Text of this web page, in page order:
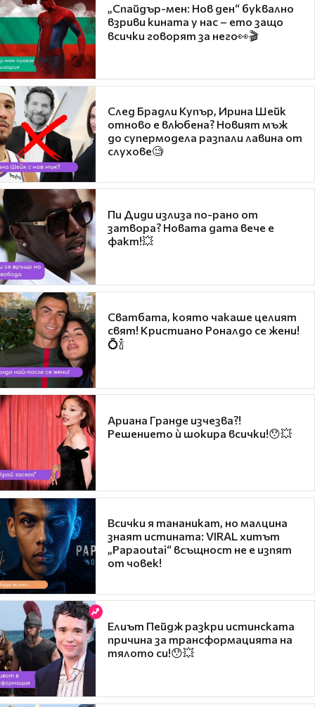
„Спайдър-мен: Нов ден“ буквално
взриви кината у нас – ето защо
всички говорят за него👀🎬
След Брадли Купър, Ирина Шейк
отново е влюбена? Новият мъж
до супермодела разпали лавина от
слухове🧐
Пи Диди излиза по-рано от
затвора? Новата дата вече е
факт!💥
Сватбата, която чакаше целият
свят! Кристиано Роналдо се жени!
💍🍾
Ариана Гранде изчезва?!
Решението ѝ шокира всички!😯💥
Всички я тананикат, но малцина
знаят истината: VIRAL хитът
„Papaoutai“ всъщност не е изпят
от човек!
Елиът Пейдж разкри истинската
причина за трансформацията на
тялото си!😯💥